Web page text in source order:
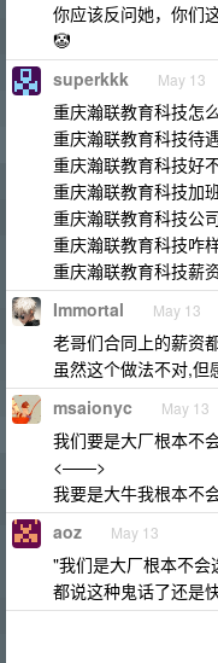
你应该反问她，你们
🤡
superkkk May 13
重庆瀚联教育科技怎
重庆瀚联教育科技待
重庆瀚联教育科技好
重庆瀚联教育科技加
重庆瀚联教育科技公
重庆瀚联教育科技咋
重庆瀚联教育科技薪
Immortal May 13
老哥们合同上的薪资
虽然这个做法不对,但
msaionyc May 13
我们要是大厂根本不
<——>
我要是大牛我根本不
aoz May 13
"我们是大厂根本不会
都说这种鬼话了还是